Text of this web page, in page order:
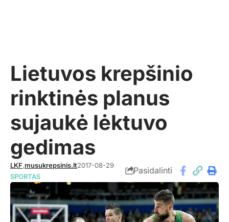
Lietuvos krepšinio
rinktinės planus
sujaukė lėktuvo
gedimas
LKF,musukrepsinis.lt2017-08-29
SPORTAS
Pasidalinti